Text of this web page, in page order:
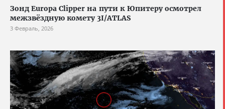
Зонд Europa Clipper на пути к Юпитеру осмотрел
межзвёздную комету 3I/ATLAS
3 Февраль, 2026